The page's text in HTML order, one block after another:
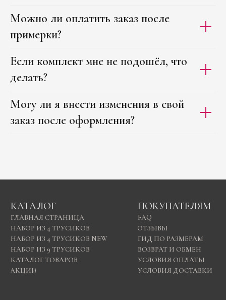
Можно ли оплатить заказ после
примерки?
Если комплект мне не подошёл, что
делать?
Могу ли я внести изменения в свой
заказ после оформления?